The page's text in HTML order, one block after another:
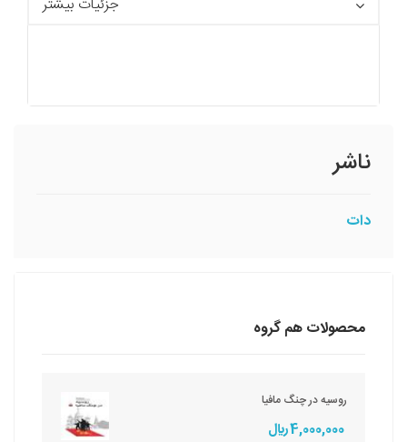
جزئیات بیشتر
ناشر
دات
محصولات هم گروه
روسیه در چنگ مافیا
4,000,000 ريال